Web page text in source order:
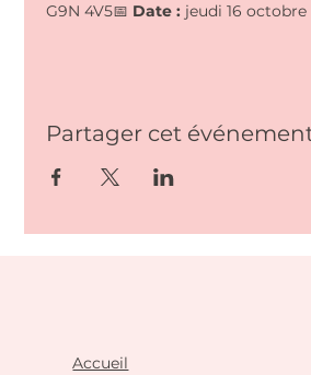
G9N 4V5📅 Date : jeudi 16 octobre
Partager cet
Accueil